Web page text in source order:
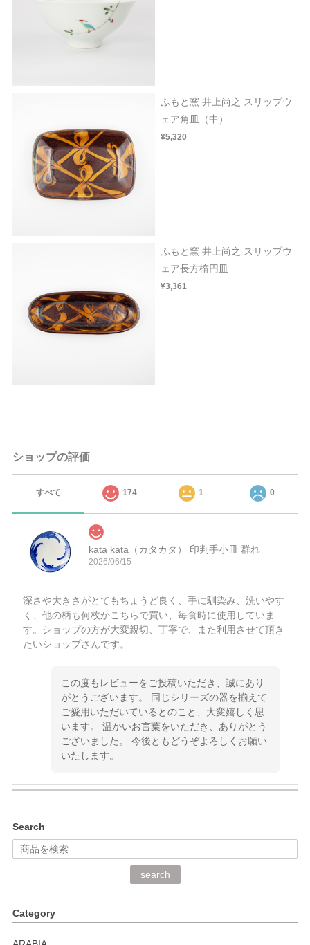
ふもと窯 井上尚之 スリップウ
ェア角皿（中）
¥5,320
ふもと窯 井上尚之 スリップウ
ェア長方楕円皿
¥3,361
ショップの評価
すべて 174 1 0
kata kata（カタカタ） 印判手小皿 群れ
2026/06/15
深さや大きさがとてもちょうど良く、手に馴染み、洗いやす
く、他の柄も何枚かこちらで買い、毎食時に使用していま
す。ショップの方が大変親切、丁寧で、また利用させて頂き
たいショップさんです。
この度もレビューをご投稿いただき、誠にあり
がとうございます。 同じシリーズの器を揃えて
ご愛用いただいているとのこと、大変嬉しく思
います。 温かいお言葉をいただき、ありがとう
ございました。 今後ともどうぞよろしくお願い
いたします。
深さや大きさがとてもちょうど良く、手に馴染み、洗いやす
く、他の柄も何枚かこちらで買い、毎食時に使用していま
く交換して下さいました。
Search
search
Category